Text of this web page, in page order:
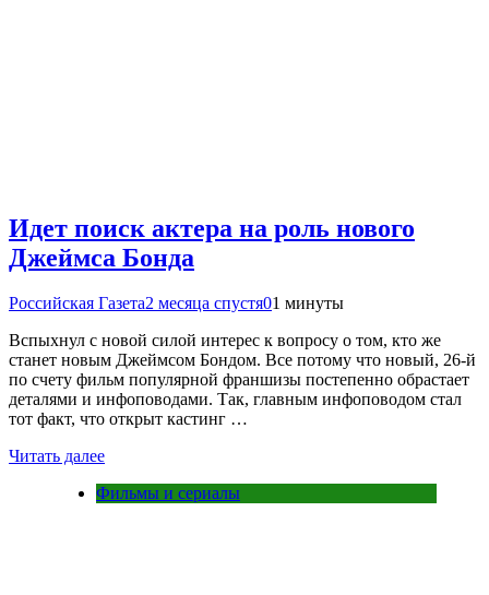
Идет поиск актера на роль нового
Джеймса Бонда
Российская Газета2 месяца спустя01 минуты
Вспыхнул с новой силой интерес к вопросу о том, кто же
станет новым Джеймсом Бондом. Все потому что новый, 26-й
по счету фильм популярной франшизы постепенно обрастает
деталями и инфоповодами. Так, главным инфоповодом стал
тот факт, что открыт кастинг …
Читать далее
Фильмы и сериалы